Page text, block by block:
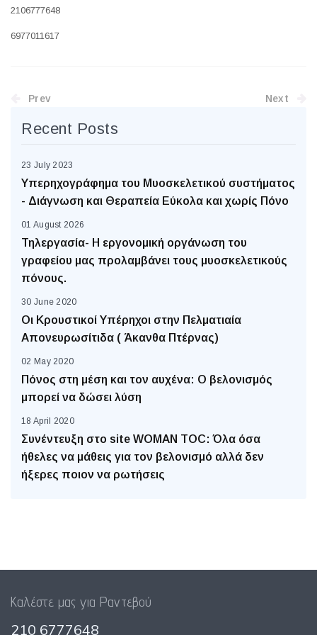
2106777648
6977011617
Prev Next
Recent Posts
Υπερηχογράφημα του Μυοσκελετικού συστήματος
- Διάγνωση και Θεραπεία Εύκολα και χωρίς Πόνο
23 July 2023
Τηλεργασία- Η εργονομική οργάνωση του
γραφείου μας προλαμβάνει τους μυοσκελετικούς
πόνους.
01 August 2026
Oι Κρουστικοί Υπέρηχοι στην Πελματιαία
Απονευρωσίτιδα ( Άκανθα Πτέρνας)
30 June 2020
Πόνος στη μέση και τον αυχένα: O βελονισμός
μπορεί να δώσει λύση
02 May 2020
Συνέντευξη στο site WOMAN TOC: Όλα όσα
ήθελες να μάθεις για τον βελονισμό αλλά δεν
ήξερες ποιον να ρωτήσεις
18 April 2020
Καλέστε μας για Ραντεβού
210 6777648